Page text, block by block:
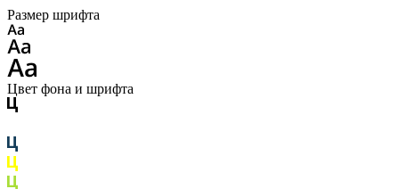
Размер шрифта
Цвет фона и шрифта